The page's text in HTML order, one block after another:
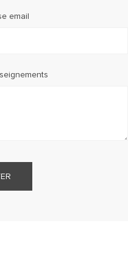
email